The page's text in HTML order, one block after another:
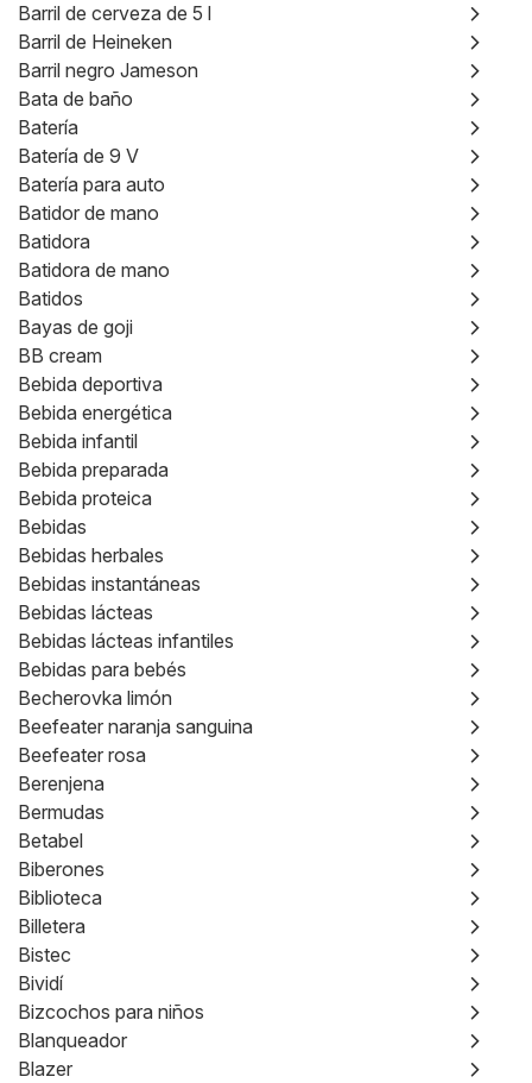
Barril de cerveza de 5 l
Barril de Heineken
Barril negro Jameson
Bata de baño
Batería
Batería de 9 V
Batería para auto
Batidor de mano
Batidora
Batidora de mano
Batidos
Bayas de goji
BB cream
Bebida deportiva
Bebida energética
Bebida infantil
Bebida preparada
Bebida proteica
Bebidas
Bebidas herbales
Bebidas instantáneas
Bebidas lácteas
Bebidas lácteas infantiles
Bebidas para bebés
Becherovka limón
Beefeater naranja sanguina
Beefeater rosa
Berenjena
Bermudas
Betabel
Biberones
Biblioteca
Billetera
Bistec
Bividí
Bizcochos para niños
Blanqueador
Blazer